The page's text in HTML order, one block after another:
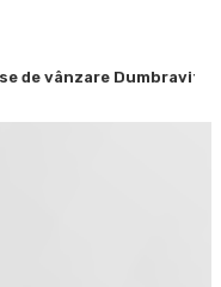
de vânzare Dumbravita
un stil de viață
viața reală: